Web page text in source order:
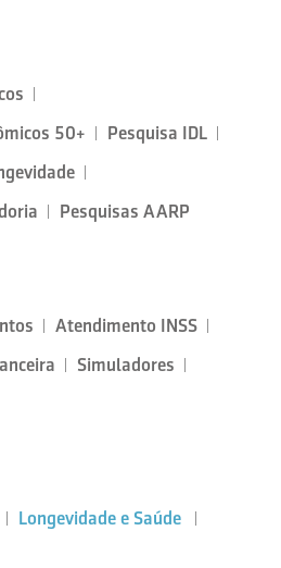
50+
Pesquisa IDL
Pesquisas AARP
Atendimento INSS
Simuladores
Longevidade e Saúde